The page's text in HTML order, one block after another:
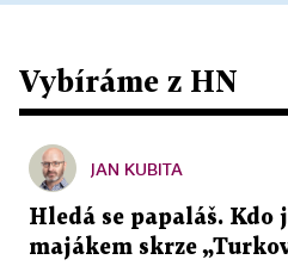
Vybíráme z HN
JAN KUBITA
Hledá se papaláš. Kdo
majákem skrze